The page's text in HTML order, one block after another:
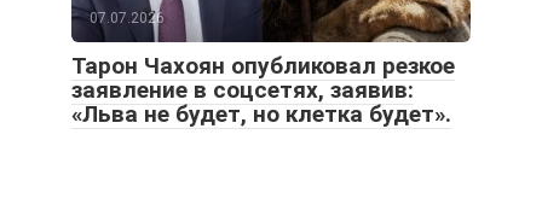
07.07.2026
Тарон Чахоян опубликовал резкое
заявление в соцсетях, заявив:
«Льва не будет, но клетка будет».